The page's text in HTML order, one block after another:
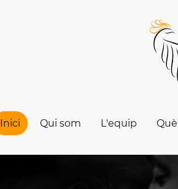
Inici Qui som L'equip